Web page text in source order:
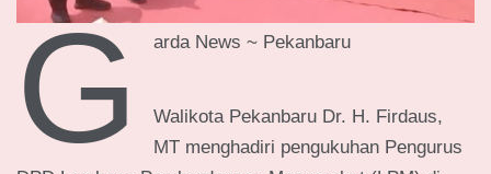
G arda News ~ Pekanbaru
Walikota Pekanbaru Dr. H. Firdaus,
MT menghadiri pengukuhan Pengurus